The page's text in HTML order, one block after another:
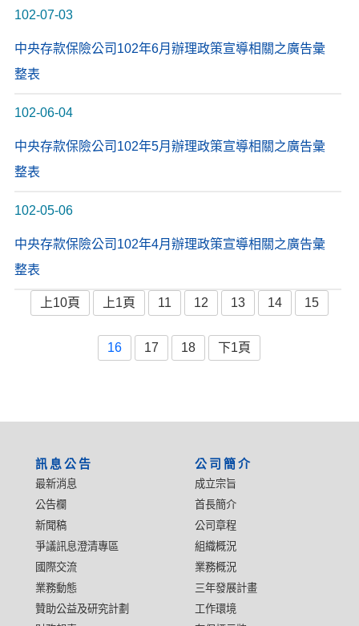
102-07-03
中央存款保險公司102年6月辦理政策宣導相關之廣告彙
整表
102-06-04
中央存款保險公司102年5月辦理政策宣導相關之廣告彙
整表
102-05-06
中央存款保險公司102年4月辦理政策宣導相關之廣告彙
整表
上10頁 上1頁 11 12 13 14 15
16 17 18 下1頁
訊息公告
最新消息
公告欄
新聞稿
爭議訊息澄清專區
國際交流
業務動態
贊助公益及研究計劃
公司簡介
成立宗旨
首長簡介
公司章程
組織概況
業務概況
三年發展計畫
工作環境